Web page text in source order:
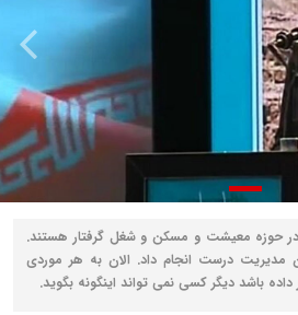
حوزه معیشت و مسکن و شغل گرفتار هستند.
درست انجام داد. الان به هر موردی
باشد دیگر کسی نمی تواند اینگونه بگوید.